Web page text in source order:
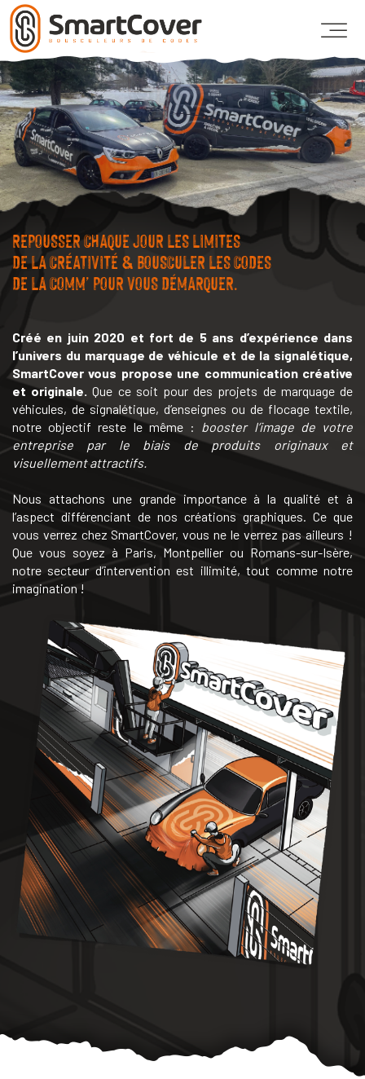
Passer au contenu principal
REPOUSSER CHAQUE JOUR LES LIMITES
DE LA CRÉATIVITÉ & BOUSCULER LES CODES
DE LA COMM’ POUR VOUS DÉMARQUER.
Créé en juin 2020 et fort de 5 ans d’expérience dans
l’univers du marquage de véhicule et de la signalétique,
SmartCover vous propose une communication créative
et originale. Que ce soit pour des projets de marquage de
véhicules, de signalétique, d’enseignes ou de flocage textile,
notre objectif reste le même : booster l’image de votre
entreprise par le biais de produits originaux et
visuellement attractifs.
Nous attachons une grande importance à la qualité et à
l’aspect différenciant de nos créations graphiques. Ce que
vous verrez chez SmartCover, vous ne le verrez pas ailleurs !
Que vous soyez à Paris, Montpellier ou Romans-sur-Isère,
notre secteur d’intervention est illimité, tout comme notre
imagination !